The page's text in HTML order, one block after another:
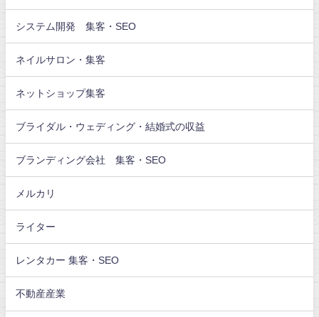
システム開発 集客・SEO
ネイルサロン・集客
ネットショップ集客
ブライダル・ウェディング・結婚式の収益
ブランディング会社 集客・SEO
メルカリ
ライター
レンタカー 集客・SEO
不動産産業